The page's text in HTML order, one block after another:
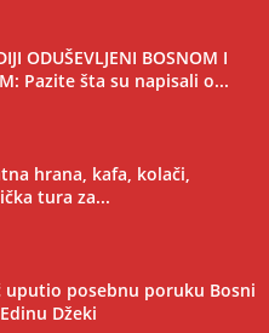
ODUŠEVLJENI BOSNOM I
Pazite šta su napisali o...
hrana, kafa, kolači,
tura za...
uputio posebnu poruku Bosni
Džeki